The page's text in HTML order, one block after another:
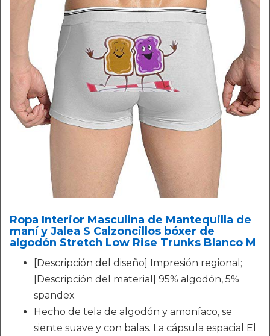
Ropa Interior Masculina de Mantequilla de
maní y Jalea S Calzoncillos bóxer de
algodón Stretch Low Rise Trunks Blanco M
[Descripción del diseño] Impresión regional;
[Descripción del material] 95% algodón, 5%
spandex
Hecho de tela de algodón y amoníaco, se
siente suave y con balas. La cápsula espacial El